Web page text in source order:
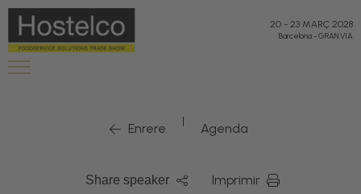
20 - 23 MARÇ 2028
Barcelona-GRAN VIA
Enrere | Agenda
Share speaker Imprimir